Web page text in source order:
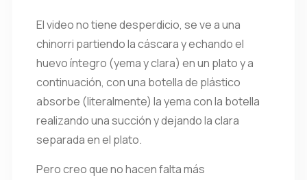
El video no tiene desperdicio, se ve a una
chinorri partiendo la cáscara y echando el
huevo íntegro (yema y clara) en un plato y a
continuación, con una botella de plástico
absorbe (literalmente) la yema con la botella
realizando una succión y dejando la clara
separada en el plato.
Pero creo que no hacen falta más